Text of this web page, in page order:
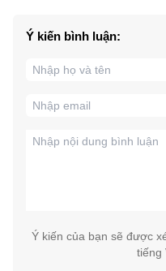
Ý kiến bình luận:
Ý kiến của bạn sẽ được
tiếng